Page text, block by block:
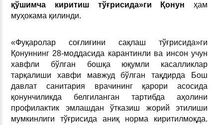
қўшимча киритиш тўғрисида»ги Қонун ҳам
муҳокама қилинди.
«Фуқаролар соғлиғини сақлаш тўғрисида»ги
Қонуннинг 28-моддасида карантинли ва инсон учун
хавфли бўлган бошқа юқумли касалликлар
тарқалиши хавфи мавжуд бўлган тақдирда Бош
давлат санитария врачининг қарори асосида
қонунчиликда белгиланган тартибда аҳолини
профилактик эмлашдан ўтказиш жорий этилиши
мумкинлиги тўғрисида аниқ норма киритилмоқда.